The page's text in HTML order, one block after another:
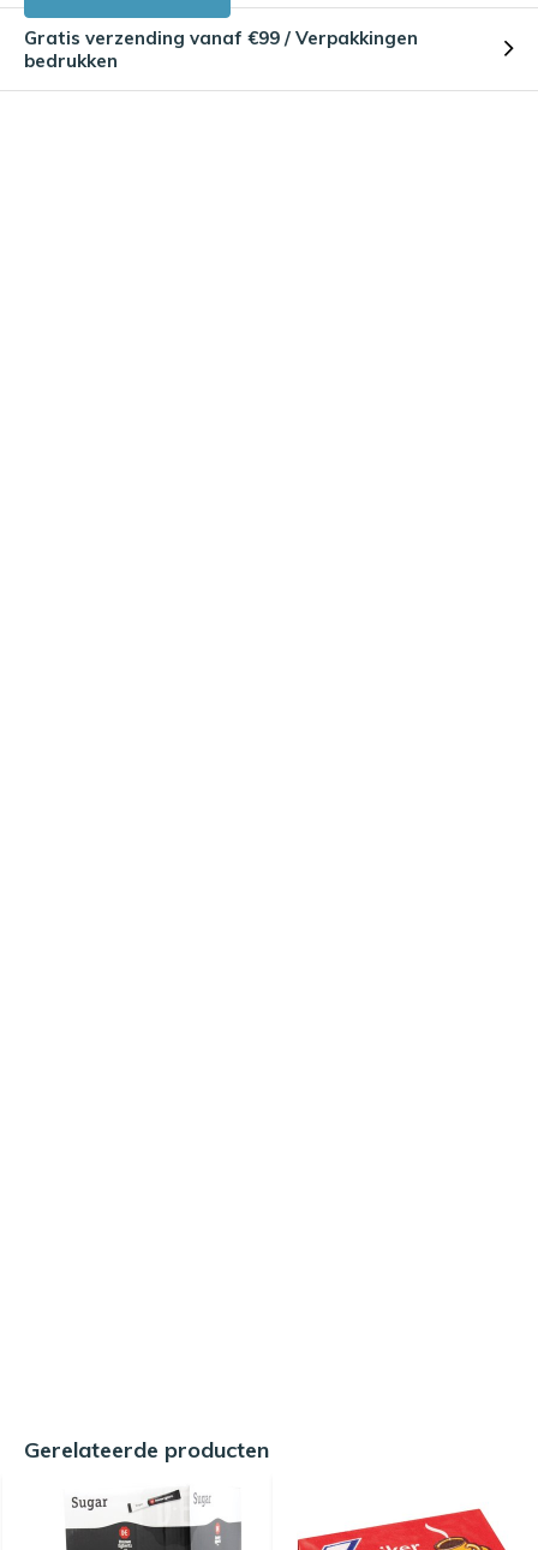
Gratis verzending vanaf €99 / Verpakkingen
bedrukken
Gerelateerde producten